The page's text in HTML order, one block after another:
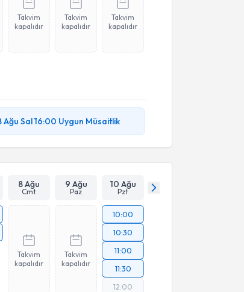
Takvim
kapalıdır
Takvim
kapalıdır
Takvim
kapalıdır
Ağu Sal16:00 Uygun Müsaitlik
8 Ağu
Cmt
9 Ağu
Paz
10 Ağu
Pzt
Takvim
kapalıdır
Takvim
kapalıdır
10:00
10:30
11:00
11:30
12:00